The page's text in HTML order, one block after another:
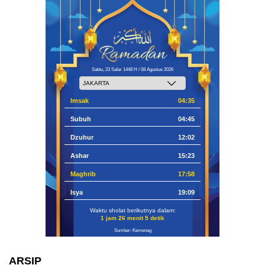
Sabtu, 23 Safar 1448 H / 08 Agustus 2026
Imsak 04:35
Subuh 04:45
Dzuhur 12:02
Ashar 15:23
Maghrib 17:58
Isya 19:09
Waktu sholat berikutnya dalam:
1 jam 26 menit 4 detik
Sumber: Kemenag
ARSIP